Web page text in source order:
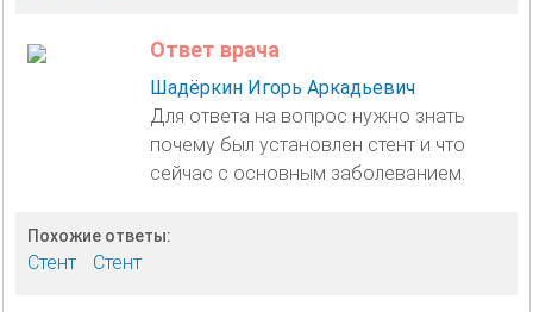
Ответ врача
Шадёркин Игорь Аркадьевич
Для ответа на вопрос нужно знать
почему был установлен стент и что
сейчас с основным заболеванием.
Похожие ответы:
Стент Стент